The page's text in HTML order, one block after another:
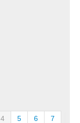
4 5 6
7